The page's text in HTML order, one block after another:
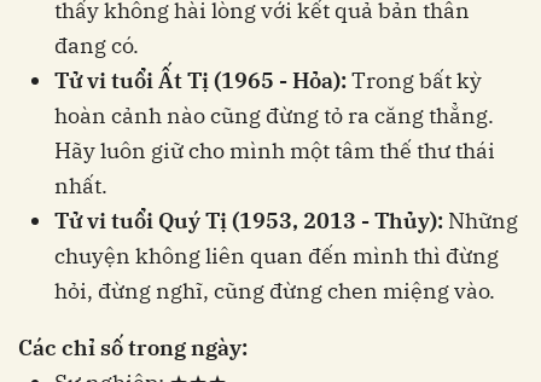
thấy không hài lòng với kết quả bản thân
đang có.
Tử vi tuổi Ất Tị (1965 - Hỏa):Trong bất kỳ
hoàn cảnh nào cũng đừng tỏ ra căng thẳng.
Hãy luôn giữ cho mình một tâm thế thư thái
nhất.
Tử vi tuổi Quý Tị (1953, 2013 - Thủy): Những
chuyện không liên quan đến mình thì đừng
hỏi, đừng nghĩ, cũng đừng chen miệng vào.
Các chỉ số trong ngày: